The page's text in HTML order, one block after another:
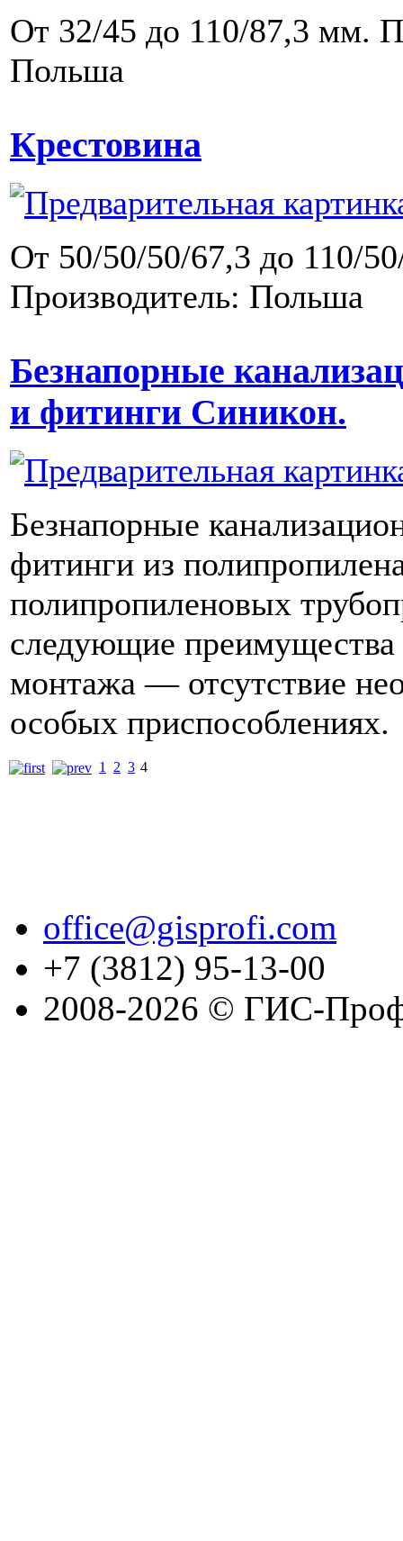
От 32/45 до 110/87,3 мм.
Польша
Крестовина
От 50/50/50/67,3 до 110/
Производитель: Польша
Безнапорные
и фитинги Синикон.
Безнапорные
фитинги из
полипропиленовых
следующие
монтажа — отсутствие
особых приспособлениях.
1 2 3 4
office@gisprofi.com
+7 (3812) 95-13-00
2008-2026 © ГИС-